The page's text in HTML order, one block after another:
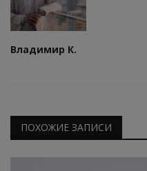
Владимир К.
ПОХОЖИЕ ЗАПИСИ